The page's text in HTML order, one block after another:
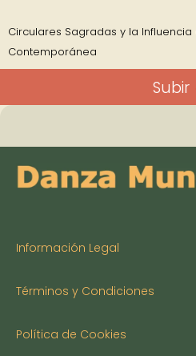
Circulares Sagradas y la Influencia
Contemporánea
Subir
Información Legal
Términos y Condiciones
Política de Cookies